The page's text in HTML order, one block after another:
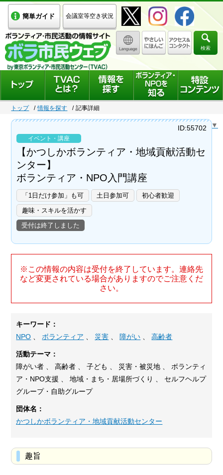
簡単ガイド 会議室等空き状況
検索
トップ 情報を探す 記事詳細
Select Language ▼
イベント・講座
【かつしかボランティア・地域貢献活動セ
ンター】
ボランティア・NPO入門講座
「1日だけ参加」も可 土日参加可
初心者歓迎
趣味・スキルを活かす
受付は終了しました
ID:55702
※この情報の内容は受付を終了しています。連絡先
など変更されている場合がありますのでご注意くだ
さい。
キーワード：
NPO
ボランティア 災害 障がい 、高齢者
活動テーマ：
障がい者 、 高齢者 、 子ども 、 災害・被災地 、 ボランティ
ア・NPO支援 、 地域・まち・居場所づくり 、 セルフヘルプ
グループ・自助グループ
団体名：
かつしかボランティア・地域貢献活動センター
趣旨